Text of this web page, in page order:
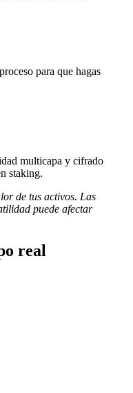
para que hagas
multicapa y cifrado
staking.
de tus activos. Las
puede afectar
real